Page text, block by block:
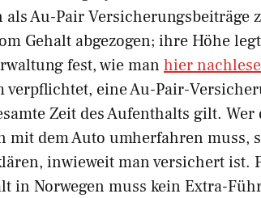
als Au-Pair Versicherungsbeiträge
Gehalt abgezogen; ihre Höhe
fest, wie man hier
verpflichtet, eine Au-Pair-
Zeit des Aufenthalts gilt.
mit dem Auto umherfahren
inwieweit man versichert ist.
in Norwegen muss kein Extra-